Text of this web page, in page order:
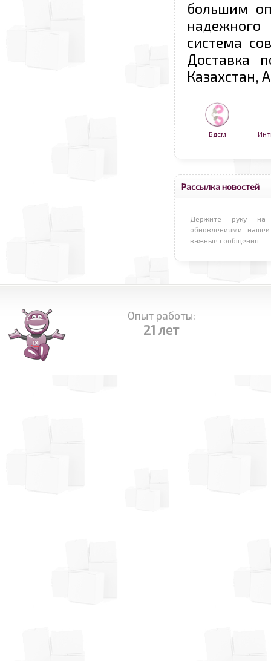
большим
система
Доставка
Казахстан,
Бдсм
Рассылка новостей
Держите руку на
обновлениями
важные сообщения.
Опыт работы:
21 лет